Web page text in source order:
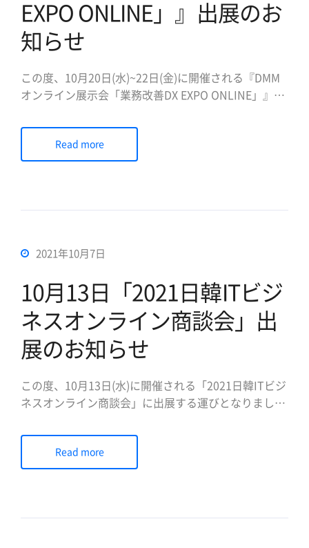
EXPO ONLINE」』出展のお
知らせ
この度、10月20日(水)~22日(金)に開催される『DMM
オンライン展示会「業務改善DX EXPO ONLINE」』に
年10月より新規事業として立ち上がったIT企業ならで
はのノウハウを活かしたオンラインイベント事業で
す。今回の展示会では、新型コロナウイルスの感染拡
Read more
2021年10月7日
10月13日「2021日韓ITビジ
ネスオンライン商談会」出
展のお知らせ
この度、10月13日(水)に開催される「2021日韓ITビジ
ネスオンライン商談会」に出展する運びとなりました
ライン商談会」は、海外への渡航制限が課せられてい
る今、 企業のビジネスチャンス創出を応援することを
目的に、 JIETソウル支部・社団法人 韓国貿易協会
Read more